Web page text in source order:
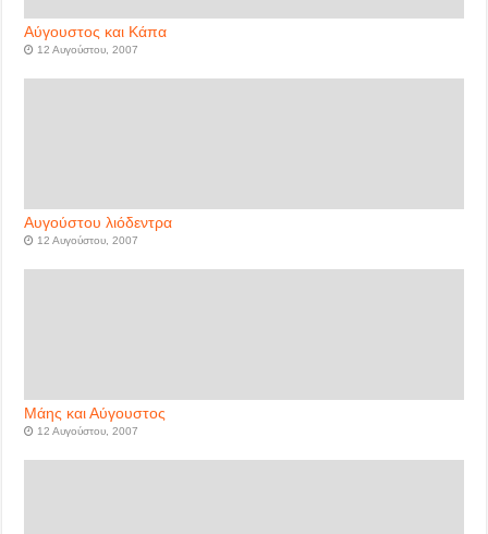
Αύγουστος και Κάπα
12 Αυγούστου, 2007
Αυγούστου λιόδεντρα
12 Αυγούστου, 2007
Μάης και Αύγουστος
12 Αυγούστου, 2007